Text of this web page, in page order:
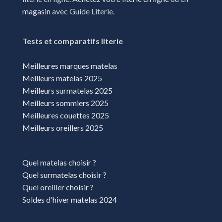
magasinavec Guide Literie.
Tests et comparatifs literie
Meilleures marques matelas
Meilleurs matelas 2025
Meilleurs surmatelas 2025
Meilleurs sommiers 2025
Meilleures couettes 2025
Meilleurs oreillers 2025
Quel matelas choisir ?
Quel surmatelas choisir ?
Quel oreiller choisir ?
Soldes d'hiver matelas 2024